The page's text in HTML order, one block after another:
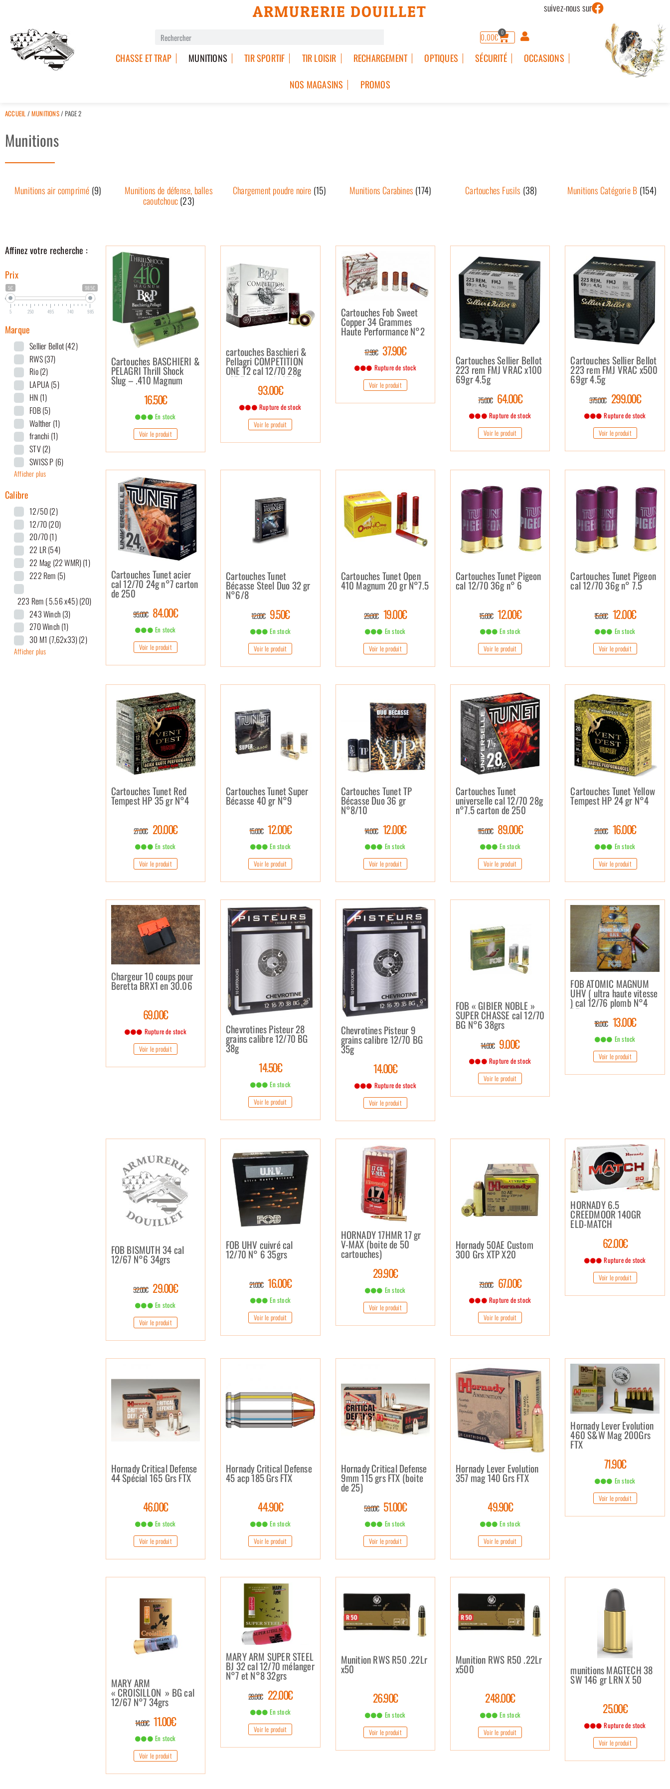
suivez-nous sur
ARMURERIE DOUILLET
0,00€ 0
CHASSE ET TRAP MUNITIONS TIR SPORTIF TIR LOISIR RECHARGEMENT OPTIQUES SÉCURITÉ OCCASIONS
NOS MAGASINS PROMOS
ACCUEIL /MUNITIONS/ PAGE 2
Munitions
Munitions air comprimé (9)
Munitions de défense, balles
caoutchouc(23)
Chargement poudre noire (15) Munitions Carabines (174) Cartouches Fusils (38) Munitions Catégorie B (154)
Affinez votre recherche :
Prix
5€ 985€
5 250 495 740 985
Marque
Sellier Bellot(42)
RWS(37)
Rio(2)
LAPUA (5)
HN (1)
FOB(5)
Walther (1)
franchi (1)
STV(2)
SWISS P (6)
Afficher plus
Calibre
12/50(2)
12/70(20)
20/70(1)
22 LR(54)
22 Mag (22 WMR)(1)
222 Rem (5)
223 Rem ( 5.56 x45)(20)
243 Winch (3)
270 Winch (1)
30 M1 (7,62x33)(2)
Afficher plus
Cartouches BASCHIERI &
PELAGRI Thrill Shock
Slug – .410 Magnum
(x10)
16.50€
En stock
Voir le produit
cartouches Baschieri &
Pellagri COMPETITION
ONE T2 cal 12/70 28g
n°7.5 carton de 250
93.00€
Rupture de stock
Voir le produit
Cartouches Fob Sweet
Copper 34 Grammes
Haute Performance N°2
17.99€ 37.90€
Rupture de stock
Voir le produit
Cartouches Sellier Bellot
223 rem FMJ VRAC x100
69gr 4.5g
75.00€ 64.00€
Rupture de stock
Voir le produit
Cartouches Sellier Bellot
223 rem FMJ VRAC x500
69gr 4.5g
375.00€ 299.00€
Rupture de stock
Voir le produit
Cartouches Tunet acier
cal 12/70 24g n°7 carton
de 250
95.00€ 84.00€
En stock
Voir le produit
Cartouches Tunet
Bécasse Steel Duo 32 gr
N°6/8
12.00€ 9.50€
En stock
Voir le produit
Cartouches Tunet Open
410 Magnum 20 gr N°7.5
29.00€ 19.00€
En stock
Voir le produit
Cartouches Tunet Pigeon
cal 12/70 36g n° 6
15.00€ 12.00€
En stock
Voir le produit
Cartouches Tunet Pigeon
cal 12/70 36g n° 7.5
15.00€ 12.00€
En stock
Voir le produit
Cartouches Tunet Red
Tempest HP 35 gr N°4
27.00€ 20.00€
En stock
Voir le produit
Cartouches Tunet Super
Bécasse 40 gr N°9
15.00€ 12.00€
En stock
Voir le produit
Cartouches Tunet TP
Bécasse Duo 36 gr
N°8/10
14.00€ 12.00€
En stock
Voir le produit
Cartouches Tunet
universelle cal 12/70 28g
n°7.5 carton de 250
115.00€ 89.00€
En stock
Voir le produit
Cartouches Tunet Yellow
Tempest HP 24 gr N°4
21.00€ 16.00€
En stock
Voir le produit
Chargeur 10 coups pour
Beretta BRX1 en 30.06
69.00€
Rupture de stock
Voir le produit
Chevrotines Pisteur 28
grains calibre 12/70 BG
38g
14.50€
En stock
Voir le produit
Chevrotines Pisteur 9
grains calibre 12/70 BG
35g
14.00€
Rupture de stock
Voir le produit
FOB « GIBIER NOBLE »
SUPER CHASSE cal 12/70
BG N°6 38grs
14.00€ 9.00€
Rupture de stock
Voir le produit
FOB ATOMIC MAGNUM
UHV ( ultra haute vitesse
) cal 12/76 plomb N°4
35g
18.00€ 13.00€
En stock
Voir le produit
FOB BISMUTH 34 cal
12/67 N°6 34grs
32.00€ 29.00€
En stock
Voir le produit
FOB UHV cuivré cal
12/70 N° 6 35grs
21.00€ 16.00€
En stock
Voir le produit
HORNADY 17HMR 17 gr
V-MAX (boite de 50
cartouches)
29.90€
En stock
Voir le produit
Hornady 50AE Custom
300 Grs XTP X20
73.00€ 67.00€
Rupture de stock
Voir le produit
HORNADY 6.5
CREEDMOOR 140GR
ELD-MATCH
62.00€
Rupture de stock
Voir le produit
Hornady Critical Defense
44 Spécial 165 Grs FTX
46.00€
En stock
Voir le produit
Hornady Critical Defense
45 acp 185 Grs FTX
44.90€
En stock
Voir le produit
Hornady Critical Defense
9mm 115 grs FTX (boite
de 25)
59.00€ 51.00€
En stock
Voir le produit
Hornady Lever Evolution
357 mag 140 Grs FTX
49.90€
En stock
Voir le produit
Hornady Lever Evolution
460 S&W Mag 200Grs
FTX
71.90€
En stock
Voir le produit
MARY ARM
« CROISILLON » BG cal
12/67 N°7 34grs
14.00€ 11.00€
En stock
Voir le produit
MARY ARM SUPER STEEL
BJ 32 cal 12/70 mélanger
N°7 et N°8 32grs
28.00€ 22.00€
En stock
Voir le produit
Munition RWS R50 .22Lr
x50
26.90€
En stock
Voir le produit
Munition RWS R50 .22Lr
x500
248.00€
En stock
Voir le produit
munitions MAGTECH 38
SW 146 gr LRN X 50
25.00€
Rupture de stock
Voir le produit